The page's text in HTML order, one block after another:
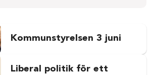
Kommunstyrelsen 3 juni
Liberal politik för ett